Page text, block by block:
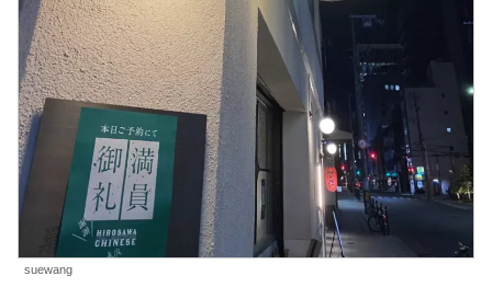
suewang